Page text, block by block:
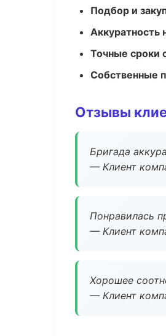
Подбор и
Аккуратность
Точные сроки
Собственные
Отзывы
Бригада
— Клиент
Понравилась
— Клиент
Хорошее
— Клиент